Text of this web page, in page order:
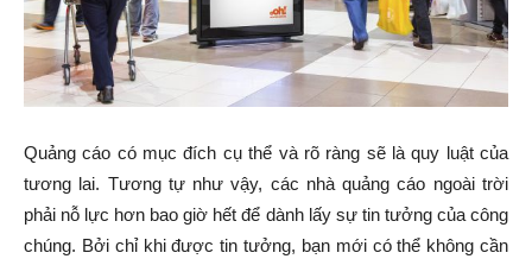
Quảng cáo có mục đích cụ thể và rõ ràng sẽ là quy luật của
tương lai. Tương tự như vậy, các nhà quảng cáo ngoài trời
phải nỗ lực hơn bao giờ hết để dành lấy sự tin tưởng của công
chúng. Bởi chỉ khi được tin tưởng, bạn mới có thể không cần